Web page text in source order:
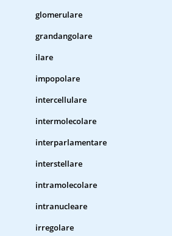
glomerulare
grandangolare
ilare
impopolare
intercellulare
intermolecolare
interparlamentare
interstellare
intramolecolare
intranucleare
irregolare